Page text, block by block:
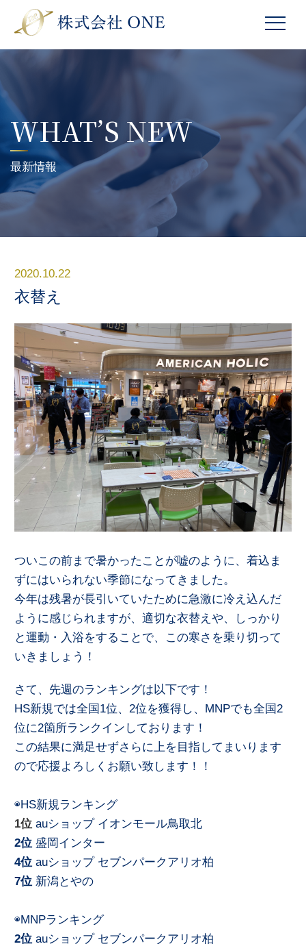
WHAT’S NEW
最新情報
2020.10.22
衣替え
ついこの前まで暑かったことが嘘のように、着込ま
ずにはいられない季節になってきました。
今年は残暑が長引いていたために急激に冷え込んだ
ように感じられますが、適切な衣替えや、しっかり
と運動・入浴をすることで、この寒さを乗り切って
いきましょう！
さて、先週のランキングは以下です！
HS新規では全国1位、2位を獲得し、MNPでも全国2
位に2箇所ランクインしております！
この結果に満足せずさらに上を目指してまいります
ので応援よろしくお願い致します！！
◉HS新規ランキング
1位auショップ イオンモール鳥取北
2位盛岡インター
4位auショップ セブンパークアリオ柏
7位新潟とやの
◉MNPランキング
2位auショップ セブンパークアリオ柏